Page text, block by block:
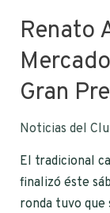
Renato
Gran
Noticias del
El tradicional
finalizó éste
ronda tuvo que